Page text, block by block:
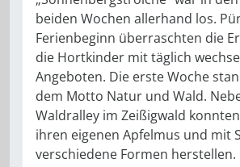
beiden Wochen allerhand los.
Ferienbeginn überraschten die
die Hortkinder mit täglich
Angeboten. Die erste Woche
dem Motto Natur und Wald.
Waldralley im Zeißigwald
ihren eigenen Apfelmus und mit
verschiedene Formen herstellen.